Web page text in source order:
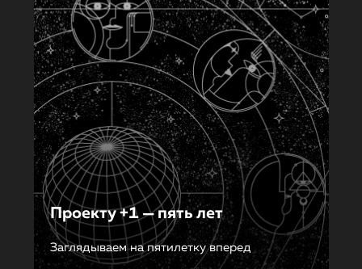
Проекту +1 — пять лет
Заглядываем на пятилетку вперед